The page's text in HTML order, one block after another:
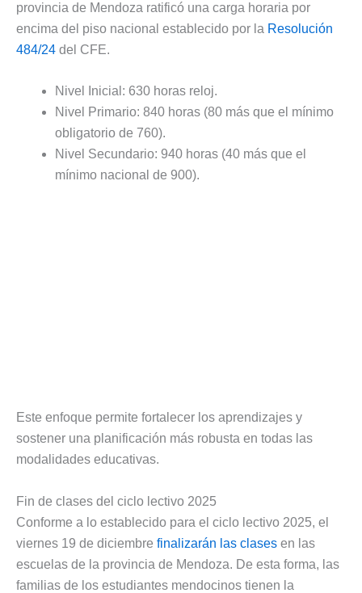
provincia de Mendoza ratificó una carga horaria por
encima del piso nacional establecido por la Resolución
484/24 del CFE.
Nivel Inicial: 630 horas reloj.
Nivel Primario: 840 horas (80 más que el mínimo
obligatorio de 760).
Nivel Secundario: 940 horas (40 más que el
mínimo nacional de 900).
Este enfoque permite fortalecer los aprendizajes y
sostener una planificación más robusta en todas las
modalidades educativas.
Fin de clases del ciclo lectivo 2025
Conforme a lo establecido para el ciclo lectivo 2025, el
viernes 19 de diciembre finalizarán las clases en las
escuelas de la provincia de Mendoza. De esta forma, las
familias de los estudiantes mendocinos tienen la